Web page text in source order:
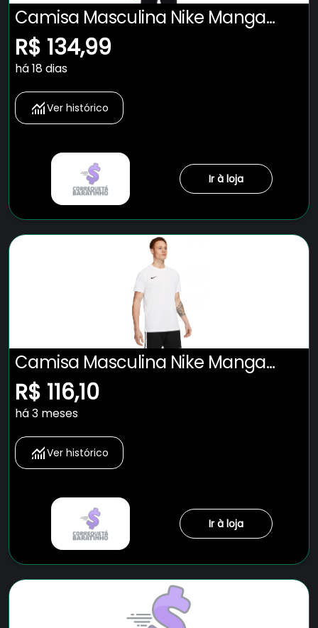
Camisa Masculina Nike Manga
Curta Dri-Fit Park VII
R$ 134,99
há 18 dias
Ver histórico
Ir à loja
Camisa Masculina Nike Manga
Curta Dri-Fit Park VII
R$ 116,10
há 3 meses
Ver histórico
Ir à loja